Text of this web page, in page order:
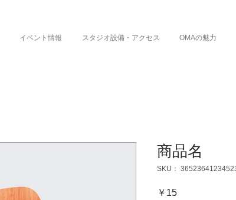
イベント情報 スタジオ設備・アクセス OMAの魅力
商品名
SKU：
￥15価